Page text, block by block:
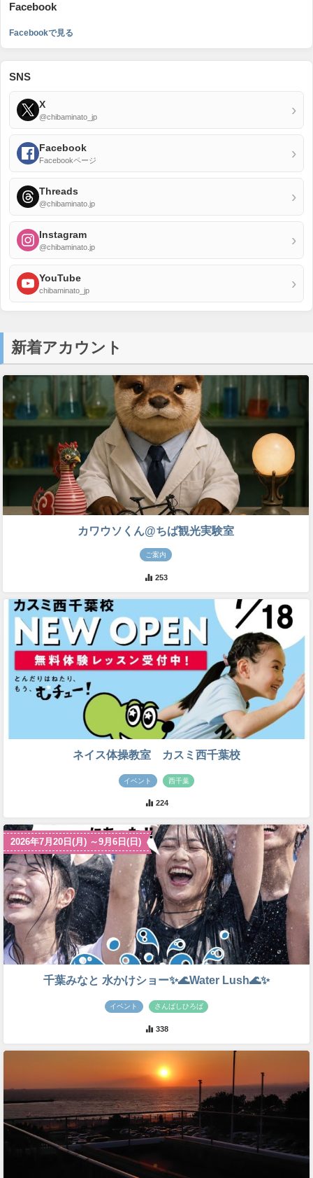
Facebook
Facebookで見る
SNS
X
@chibaminato_jp ›
Facebook
Facebookページ ›
Threads
@chibaminato.jp ›
Instagram
@chibaminato.jp ›
YouTube
chibaminato_jp ›
新着アカウント
カワウソくん@ちば観光実験室
ご案内
253
ネイス体操教室 カスミ西千葉校
イベント 西千葉
224
2026年7月20日(月) ～9月6日(日)
千葉みなと 水かけショー✨🌊Water Lush🌊✨
イベント さんばしひろば
338